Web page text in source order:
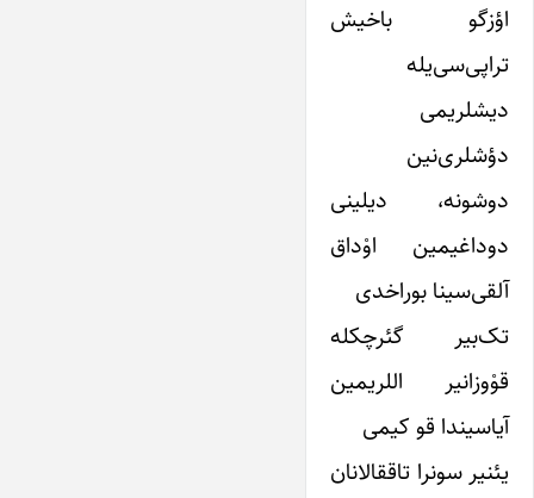
اؤزگو باخیش
تراپی‌سی‌یله
دیشلریمی
دؤشلری‌نین
دوشونه، دیلینی
دوداغیمین اوْداق
آلقی‌سینا بوراخدی
تک‌بیر گئرچکله
قوْوزانیر اللریمین
آیاسیندا قو کیمی
یئنیر سونرا تاققالانان